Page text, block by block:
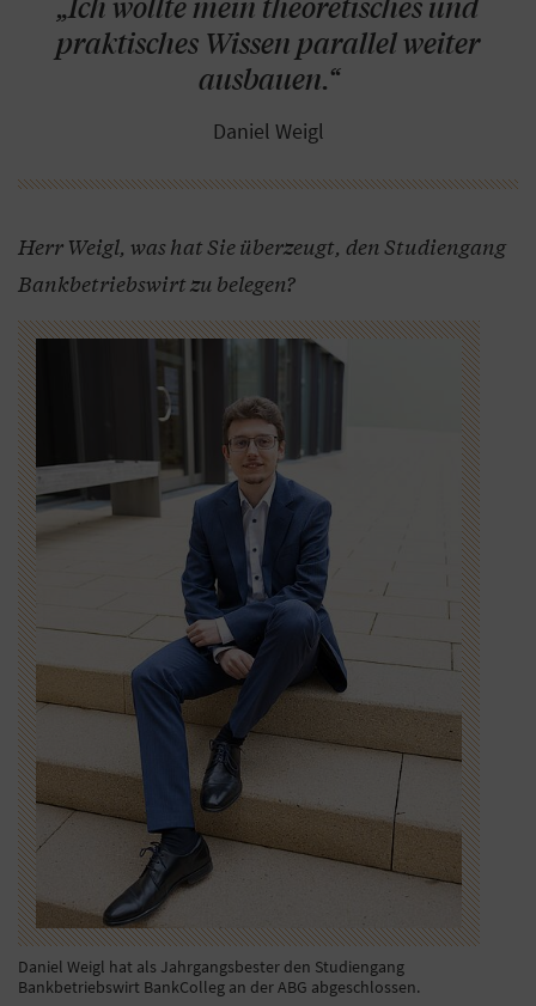
praktisches Wissen parallel weiter
ausbauen.“
Daniel Weigl
Herr Weigl, was hat Sie überzeugt, den Studiengang
Bankbetriebswirt zu belegen?
Daniel Weigl hat als Jahrgangsbester den Studiengang
Bankbetriebswirt BankColleg an der ABG abgeschlossen.